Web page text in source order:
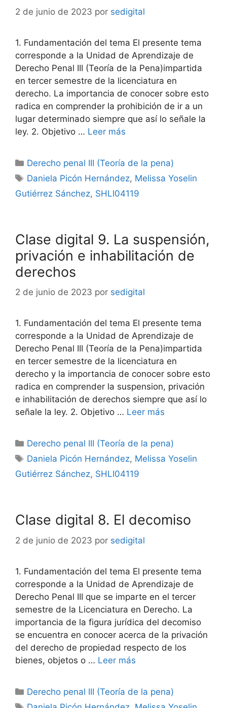
2 de junio de 2023 por sedigital
1. Fundamentación del tema El presente tema
corresponde a la Unidad de Aprendizaje de
Derecho Penal III (Teoría de la Pena)impartida
en tercer semestre de la licenciatura en
derecho. La importancia de conocer sobre esto
radica en comprender la prohibición de ir a un
lugar determinado siempre que así lo señale la
ley. 2. Objetivo … Leer más
Categorías
Derecho penal III (Teoría de la pena)
Etiquetas
Daniela Picón Hernández, Melissa Yoselin
Gutiérrez Sánchez, SHLI04119
Clase digital 9. La suspensión,
privación e inhabilitación de
derechos
2 de junio de 2023 por sedigital
1. Fundamentación del tema El presente tema
corresponde a la Unidad de Aprendizaje de
Derecho Penal III (Teoría de la Pena)impartida
en tercer semestre de la licenciatura en
derecho y la importancia de conocer sobre esto
radica en comprender la suspension, privación
e inhabilitación de derechos siempre que así lo
señale la ley. 2. Objetivo … Leer más
Categorías
Derecho penal III (Teoría de la pena)
Etiquetas
Daniela Picón Hernández, Melissa Yoselin
Gutiérrez Sánchez, SHLI04119
Clase digital 8. El decomiso
2 de junio de 2023 por sedigital
1. Fundamentación del tema El presente tema
corresponde a la Unidad de Aprendizaje de
Derecho Penal III que se imparte en el tercer
semestre de la Licenciatura en Derecho. La
importancia de la figura jurídica del decomiso
se encuentra en conocer acerca de la privación
del derecho de propiedad respecto de los
bienes, objetos o … Leer más
Categorías
Derecho penal III (Teoría de la pena)
Etiquetas